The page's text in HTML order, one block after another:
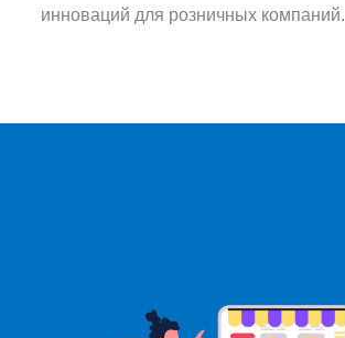
инноваций для розничных компаний.